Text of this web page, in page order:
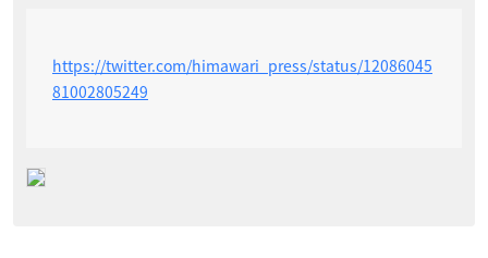
https://twitter.com/himawari_press/status/12086045
81002805249